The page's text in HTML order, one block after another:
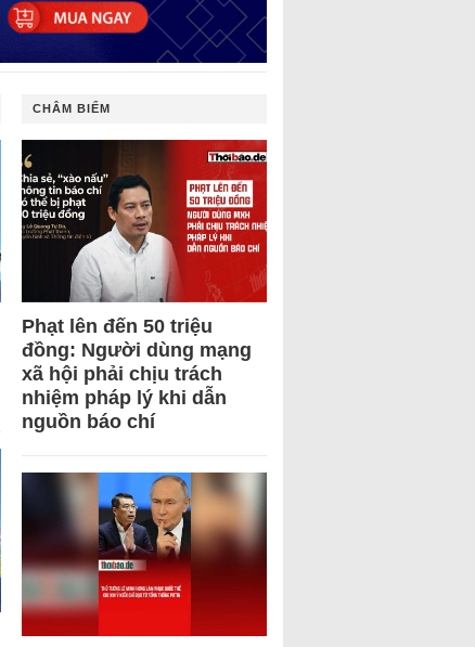
CHÂM BIẾM
Phạt lên đến 50 triệu
đồng: Người dùng mạng
xã hội phải chịu trách
nhiệm pháp lý khi dẫn
nguồn báo chí